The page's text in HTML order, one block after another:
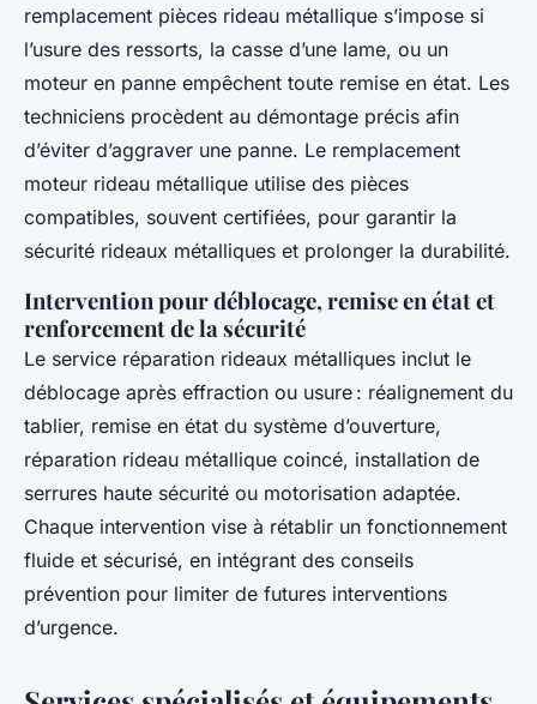
remplacement pièces rideau métallique s’impose si
l’usure des ressorts, la casse d’une lame, ou un
moteur en panne empêchent toute remise en état. Les
techniciens procèdent au démontage précis afin
d’éviter d’aggraver une panne. Le remplacement
moteur rideau métallique utilise des pièces
compatibles, souvent certifiées, pour garantir la
sécurité rideaux métalliques et prolonger la durabilité.
Intervention pour déblocage, remise en état et
renforcement de la sécurité
Le service réparation rideaux métalliques inclut le
déblocage après effraction ou usure : réalignement du
tablier, remise en état du système d’ouverture,
réparation rideau métallique coincé, installation de
serrures haute sécurité ou motorisation adaptée.
Chaque intervention vise à rétablir un fonctionnement
fluide et sécurisé, en intégrant des conseils
prévention pour limiter de futures interventions
d’urgence.